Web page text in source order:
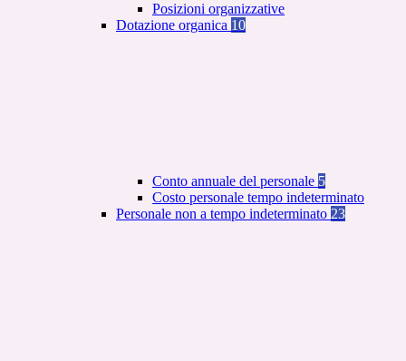
Posizioni organizzative
Dotazione organica 10
Conto annuale del personale 5
Costo personale tempo indeterminato
Personale non a tempo indeterminato 23